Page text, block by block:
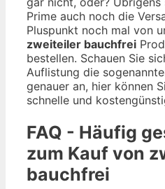
Prime auch noch die
Pluspunkt noch mal von
zweiteiler bauchfrei
bestellen. Schauen Sie
Auflistung die
genauer an, hier können
schnelle und
FAQ - Häufig
zum Kauf von
bauchfrei